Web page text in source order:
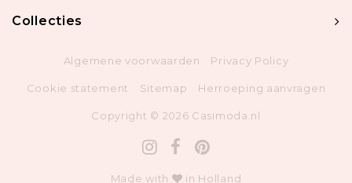
Collecties
Algemene voorwaarden Privacy Policy
Cookie statement Sitemap Herroeping aanvragen
Copyright © 2026 Casimoda.nl
Made with in Holland